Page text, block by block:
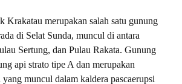
Krakatau merupakan salah satu gunung
di Selat Sunda, muncul di antara
Sertung, dan Pulau Rakata. Gunung
api strato tipe A dan merupakan
muncul dalam kaldera pascaerupsi